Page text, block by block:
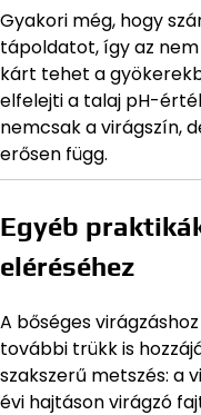
Gyakori még, hogy
tápoldatot, így az
kárt tehet a
elfelejti a talaj pH-
nemcsak a virágszín,
erősen függ.
Egyéb
eléréséhez
A bőséges
további trükk is
szakszerű metszés: a
évi hajtáson virágzó